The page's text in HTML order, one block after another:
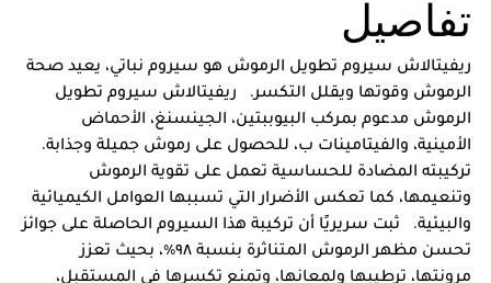
تفاصيل
ريفيتالاش سيروم تطويل الرموش هو سيروم نباتي، يعيد صحة
الرموش وقوتها ويقلل التكسر. ريفيتالاش سيروم تطويل
الرموش مدعوم بمركب البيوببتين، الجينسنغ، الأحماض
الأمينية، والفيتامينات ب، للحصول على رموش جميلة وجذابة.
تركيبته المضادة للحساسية تعمل على تقوية الرموش
وتنعيمها، كما تعكس الأضرار التي تسببها العوامل الكيميائية
والبيئية. ثبت سريريًا أن تركيبة هذا السيروم الحاصلة على جوائز
تحسن مظهر الرموش المتناثرة بنسبة ٩٨٪، بحيث تعزز
مرونتها، ترطيبها ولمعانها، وتمنع تكسرها في المستقبل،